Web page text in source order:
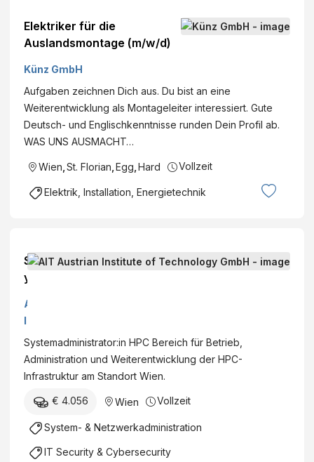
Elektriker für die
Auslandsmontage (m/w/d)
Künz GmbH
Aufgaben zeichnen Dich aus. Du bist an eine
Weiterentwicklung als Montageleiter interessiert. Gute
Deutsch- und Englischkenntnisse runden Dein Profil ab.
WAS UNS AUSMACHT…
Wien St. Florian Egg Hard Vollzeit
Elektrik, Installation, Energietechnik
S
y
t
e
m
a
d
n
A
T
A
u
a
Systemadministrator:in HPC Bereich für Betrieb,
Administration und Weiterentwicklung der HPC-
Infrastruktur am Standort Wien.
€ 4.056 Wien Vollzeit
System- & Netzwerkadministration
IT Security & Cybersecurity